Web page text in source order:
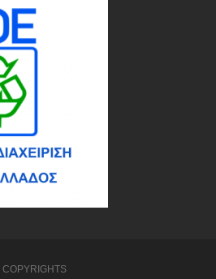
COPYRIGHTS